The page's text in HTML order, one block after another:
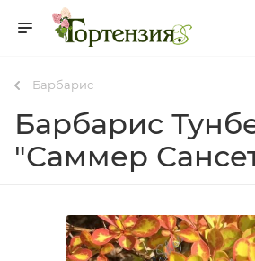
Барбарис
Барбарис
"Саммер